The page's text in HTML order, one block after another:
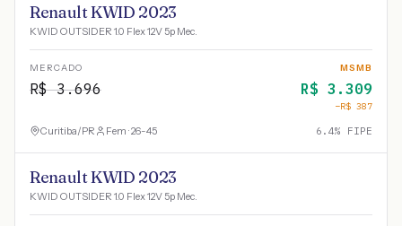
Renault KWID 2023
KWID OUTSIDER 1.0 Flex 12V 5p Mec.
MERCADO
R$3.696
MSMB
R$ 3.309
−R$ 387
Curitiba/PR Fem · 26-45 6.4% FIPE
Renault KWID 2023
KWID OUTSIDER 1.0 Flex 12V 5p Mec.